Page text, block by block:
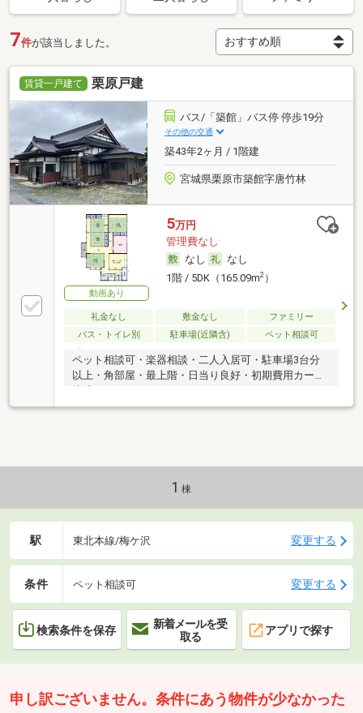
7件が該当しました。
賃貸一戸建て 栗原戸建
バス/「築館」バス停 停歩19分
その他の交通
築43年2ヶ月 / 1階建
宮城県栗原市築館字唐竹林
動画あり
5万円
管理費なし
なし
なし
1階 / 5DK（165.09m2）
礼金なし 敷金なし
ファミリー
バス・トイレ別
駐車場(近隣含) ペット相談可
ペット相談可・楽器相談・二人入居可・駐車場3台分
以上・角部屋・最上階・日当り良好・初期費用カード
1 棟
駅 東北本線/梅ケ沢 変更する
条件 ペット相談可 変更する
検索条件を保存
新着メールを受
取る
アプリで探す
申し訳ございません。条件にあう物件が少なかった